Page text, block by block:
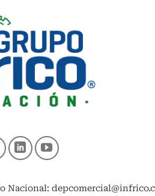
Nacional: